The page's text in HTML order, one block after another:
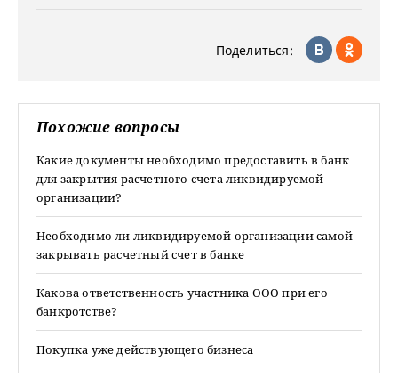
Поделиться:
Похожие вопросы
Какие документы необходимо предоставить в банк
для закрытия расчетного счета ликвидируемой
организации?
Необходимо ли ликвидируемой организации самой
закрывать расчетный счет в банке
Какова ответственность участника ООО при его
банкротстве?
Покупка уже действующего бизнеса